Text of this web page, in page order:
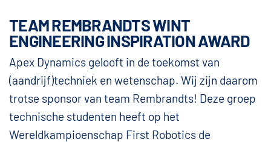
TEAM REMBRANDTS WINT
ENGINEERING INSPIRATION AWARD
Apex Dynamics gelooft in de toekomst van
(aandrijf)techniek en wetenschap. Wij zijn daarom
trotse sponsor van team Rembrandts! Deze groep
technische studenten heeft op het
Wereldkampioenschap First Robotics de